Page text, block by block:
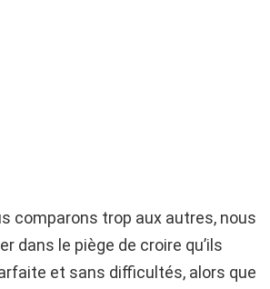
comparons trop aux autres, nous
dans le piège de croire qu’ils
et sans difficultés, alors que